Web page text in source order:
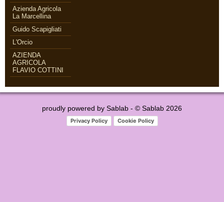
Azienda Agricola
La Marcellina
Guido Scapigliati
L'Orcio
AZIENDA
AGRICOLA
FLAVIO COTTINI
proudly powered by Sablab - © Sablab 2026
Privacy Policy Cookie Policy